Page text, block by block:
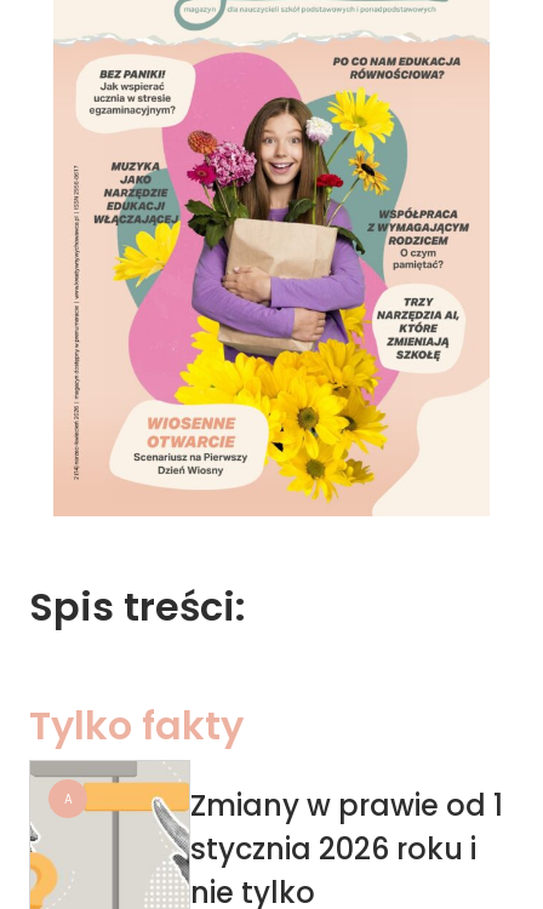
Spis treści:
Tylko fakty
A
Zmiany w prawie od 1
stycznia 2026 roku i
nie tylko